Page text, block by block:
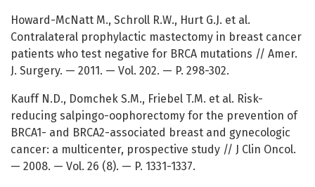
Howard-McNatt М., Schroll R.W., Hurt G.J. et al.
Contralateral prophylactic mastectomy in breast cancer
patients who test negative for BRCA mutations // Amer.
J. Surgery. — 2011. — Vol. 202. — P. 298-302.
Kauff N.D., Domchek S.M., Friebel T.M. et al. Risk-
reducing salpingo-oophorectomy for the prevention of
BRCA1- and BRCA2-associated breast and gynecologic
cancer: a multicenter, prospective study // J Clin Oncol.
— 2008. — Vol. 26 (8). — P. 1331-1337.